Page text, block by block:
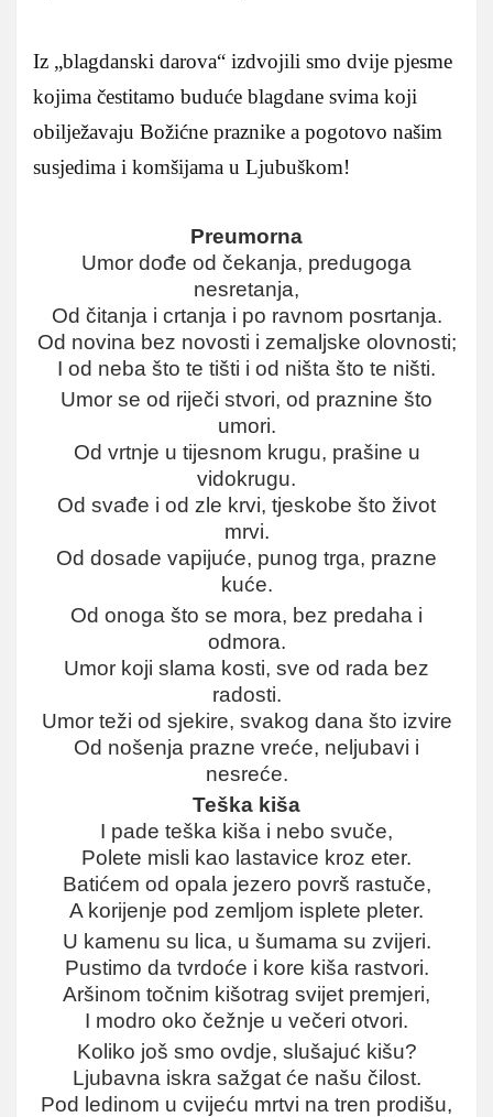
Iz „blagdanski darova“ izdvojili smo dvije pjesme
kojima čestitamo buduće blagdane svima koji
obilježavaju Božićne praznike a pogotovo našim
susjedima i komšijama u Ljubuškom!
Preumorna
Umor dođe od čekanja, predugoga
nesretanja,
Od čitanja i crtanja i po ravnom posrtanja.
Od novina bez novosti i zemaljske olovnosti;
I od neba što te tišti i od ništa što te ništi.
Umor se od riječi stvori, od praznine što
umori.
Od vrtnje u tijesnom krugu, prašine u
vidokrugu.
Od svađe i od zle krvi, tjeskobe što život
mrvi.
Od dosade vapijuće, punog trga, prazne
kuće.
Od onoga što se mora, bez predaha i
odmora.
Umor koji slama kosti, sve od rada bez
radosti.
Umor teži od sjekire, svakog dana što izvire
Od nošenja prazne vreće, neljubavi i
nesreće.
Teška kiša
I pade teška kiša i nebo svuče,
Polete misli kao lastavice kroz eter.
Batićem od opala jezero površ rastuče,
A korijenje pod zemljom isplete pleter.
U kamenu su lica, u šumama su zvijeri.
Pustimo da tvrdoće i kore kiša rastvori.
Aršinom točnim kišotrag svijet premjeri,
I modro oko čežnje u večeri otvori.
Koliko još smo ovdje, slušajuć kišu?
Ljubavna iskra sažgat će našu čilost.
Pod ledinom u cvijeću mrtvi na tren prodišu,